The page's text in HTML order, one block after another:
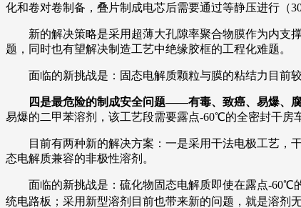
化和卷对卷制备，叠片制成电芯后需要通过等静压进行（
新的解决策略是采用超薄大孔隙率聚合物膜作为内支
题，同时也有望解决制造工艺中绝缘胶框的工程化难题。
面临的新挑战是：固态电解质颗粒与膜的粘结力目前
四是最危险的制成安全问题——有毒、致癌、易爆、腐
易爆的二甲苯溶剂，该工艺段需要露点-60℃的全密封干房
目前有两种新的解决方案：一是采用干法电极工艺，
态电解质兼容的非极性溶剂。
面临的新挑战是：硫化物固态电解质即使在露点-60℃
统电路板；采用新型溶剂目前也带来新的问题，就是溶剂